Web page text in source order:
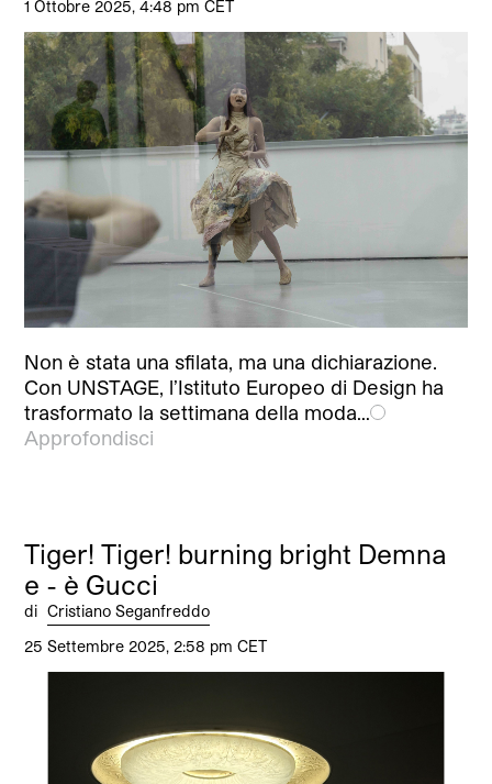
1 Ottobre 2025, 4:48 pm CET
Non è stata una sfilata, ma una dichiarazione.
Con UNSTAGE, l’Istituto Europeo di Design ha
trasformato la settimana della moda…
Approfondisci
Tiger! Tiger! burning bright Demna
e - è Gucci
di Cristiano Seganfreddo
25 Settembre 2025, 2:58 pm CET